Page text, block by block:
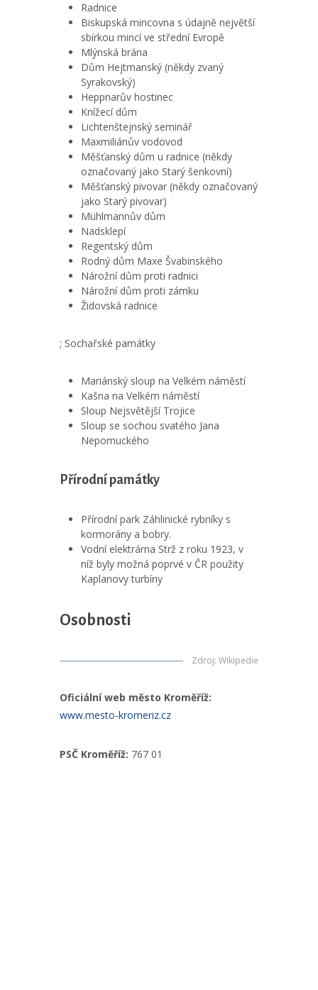
Radnice
Biskupská mincovna s údajně největší
sbírkou mincí ve střední Evropě
Mlýnská brána
Dům Hejtmanský (někdy zvaný
Syrakovský)
Heppnarův hostinec
Knížecí dům
Lichtenštejnský seminář
Maxmiliánův vodovod
Měšťanský dům u radnice (někdy
označovaný jako Starý šenkovní)
Měšťanský pivovar (někdy označovaný
jako Starý pivovar)
Mühlmannův dům
Nadsklepí
Regentský dům
Rodný dům Maxe Švabinského
Nárožní dům proti radnici
Nárožní dům proti zámku
Židovská radnice
; Sochařské památky
Mariánský sloup na Velkém náměstí
Kašna na Velkém náměstí
Sloup Nejsvětější Trojice
Sloup se sochou svatého Jana
Nepomuckého
Přírodní památky
Přírodní park Záhlinické rybníky s
kormorány a bobry.
Vodní elektrárna Strž z roku 1923, v
níž byly možná poprvé v ČR použity
Kaplanovy turbíny
Osobnosti
Zdroj: Wikipedie
Oficiální web město Kroměříž:
www.mesto-kromeriz.cz
PSČ Kroměříž: 767 01